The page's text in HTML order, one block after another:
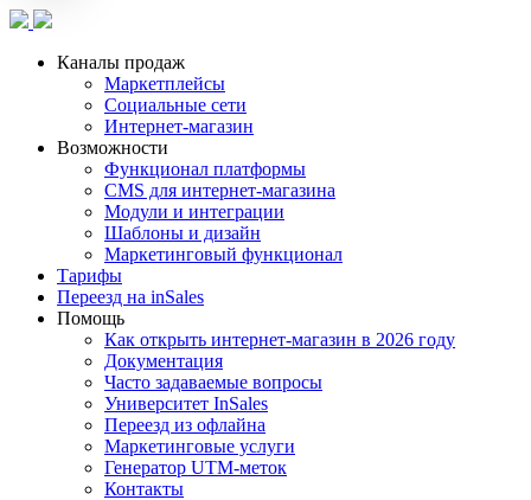
Каналы продаж
Маркетплейсы
Социальные сети
Интернет-магазин
Возможности
Функционал платформы
CMS для интернет-магазина
Модули и интеграции
Шаблоны и дизайн
Маркетинговый функционал
Тарифы
Переезд на inSales
Помощь
Как открыть интернет-магазин в 2026 году
Документация
Часто задаваемые вопросы
Университет InSales
Переезд из офлайна
Маркетинговые услуги
Генератор UTM-меток
Контакты